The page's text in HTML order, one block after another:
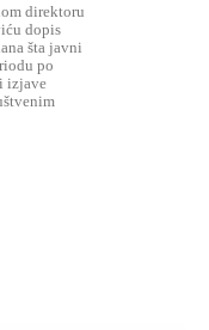
direktoru
dopis
šta javni
po
izjave